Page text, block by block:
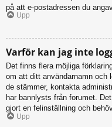
på att e-postadressen du
Upp
Varför kan jag inte
Det finns flera möjliga
om att ditt användarnamn och
de stämmer, kontakta
har bannlysts från forumet.
gjort en felinställning och
Upp